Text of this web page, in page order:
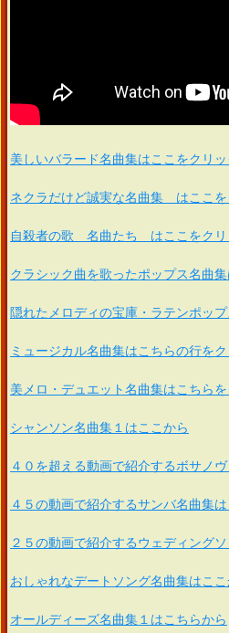
美しいバラード名曲集はここをクリッ
ネクラだけど誠実な名曲集 はここを
自殺者の歌 名曲たち はここをクリ
クラシック曲を歌ったポップス名曲
隠れたメロディの宝庫・ラテンポッ
ミュージカル名曲集はこちらの行をク
美メロ・デュエット名曲集はこちらを
シャンソン名曲集１はここから
４０を超える動画で紹介するボサノ
４５の動画で紹介するサンバ名曲集
２５の動画で紹介するウェディング
おしゃれなデートソング名曲集はここ
オールディーズ名曲集１はこちらから